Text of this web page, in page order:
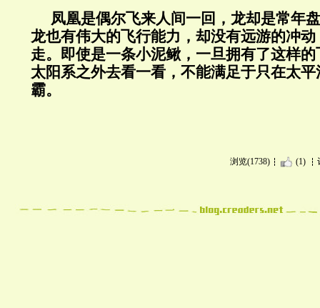
凤凰是偶尔飞来人间一回，龙却是常年
龙也有伟大的飞行能力，却没有远游的冲
走。即使是一条小泥鳅，一旦拥有了这样
太阳系之外去看一看，不能满足于只在太
霸。
浏览(1738) (1)